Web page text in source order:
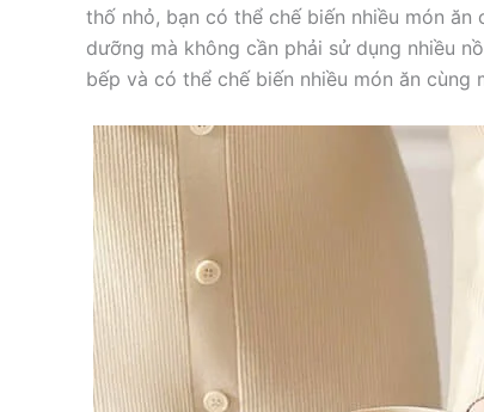
thố nhỏ, bạn có thể chế biến nhiều món
dưỡng mà không cần phải sử dụng nhiều
bếp và có thể chế biến nhiều món ăn cùng